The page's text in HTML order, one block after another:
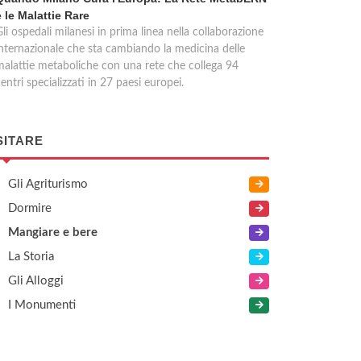
le Malattie Rare
ospedali milanesi in prima linea nella collaborazione
che sta cambiando la medicina delle
metaboliche con una rete che collega 94
specializzati in 27 paesi europei.
Gli Agriturismo
Dormire
Mangiare e bere
La Storia
Gli Alloggi
I Monumenti